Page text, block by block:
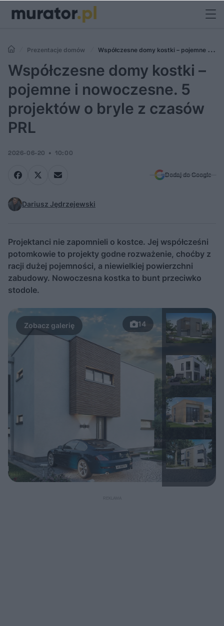
Prezentacje domów
Współczesne domy kostki – pojemne i
nowoczesne. 5 projektów o bryle z czasów PRL
Współczesne domy kostki –
pojemne i nowoczesne. 5
projektów o bryle z czasów
PRL
2026-06-20 10:00
Dodaj do Google
Dariusz Jędrzejewski
Projektanci nie zapomnieli o kostce. Jej współcześni
potomkowie to projekty godne rozważenie, choćby z
racji dużej pojemności, a niewielkiej powierzchni
zabudowy. Nowoczesna kostka to bunt przeciwko
stodole.
14